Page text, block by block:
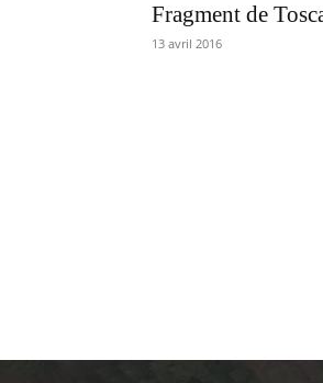
Fragment de
13 avril 2016